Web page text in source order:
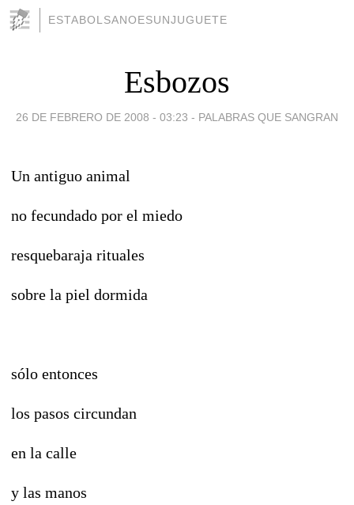
ESTABOLSANOESUNJUGUETE
Esbozos
26 DE FEBRERO DE 2008 - 03:23 - PALABRAS QUE SANGRAN
Un antiguo animal
no fecundado por el miedo
resquebaraja rituales
sobre la piel dormida
sólo entonces
los pasos circundan
en la calle
y las manos